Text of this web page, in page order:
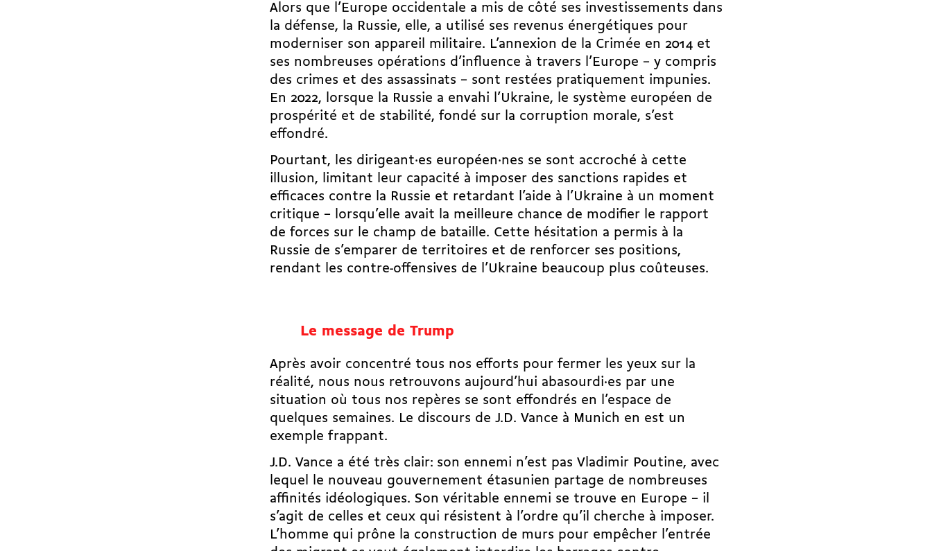
Alors que l’Europe occidentale a mis de côté ses investissements dans
la défense, la Russie, elle, a utilisé ses revenus énergétiques pour
moderniser son appareil militaire. L’annexion de la Crimée en 2014 et
ses nombreuses opérations d’influence à travers l’Europe – y compris
des crimes et des assassinats – sont restées pratiquement impunies.
En 2022, lorsque la Russie a envahi l’Ukraine, le système européen de
prospérité et de stabilité, fondé sur la corruption morale, s’est
effondré.
Pourtant, les dirigeant·es européen·nes se sont accroché à cette
illusion, limitant leur capacité à imposer des sanctions rapides et
efficaces contre la Russie et retardant l’aide à l’Ukraine à un moment
critique – lorsqu’elle avait la meilleure chance de modifier le rapport
de forces sur le champ de bataille. Cette hésitation a permis à la
Russie de s’emparer de territoires et de renforcer ses positions,
rendant les contre-offensives de l’Ukraine beaucoup plus coûteuses.
Le message de Trump
Après avoir concentré tous nos efforts pour fermer les yeux sur la
réalité, nous nous retrouvons aujourd’hui abasourdi·es par une
situation où tous nos repères se sont effondrés en l’espace de
quelques semaines. Le discours de J.D. Vance à Munich en est un
exemple frappant.
J.D. Vance a été très clair: son ennemi n’est pas Vladimir Poutine, avec
lequel le nouveau gouvernement étasunien partage de nombreuses
affinités idéologiques. Son véritable ennemi se trouve en Europe – il
s’agit de celles et ceux qui résistent à l’ordre qu’il cherche à imposer.
L’homme qui prône la construction de murs pour empêcher l’entrée